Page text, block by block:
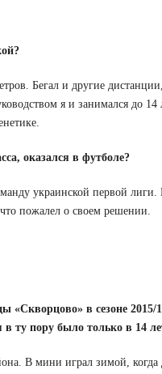
Бегал и другие
я и занимался до
оказался в футболе?
украинской первой
что пожалел о своем решении.
в сезоне 2015/
ту пору было только в 14
В мини играл зимой,